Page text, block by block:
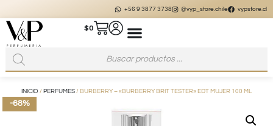
+56 9 3877 3738 @vyp_store.chile vypstore.cl
$0
INICIO / PERFUMES / BURBERRY – «BURBERRY BRIT TESTER» EDT MUJER 100 ML
-68%